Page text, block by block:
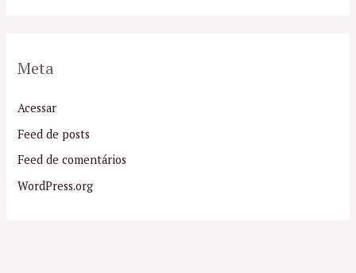
Meta
Acessar
Feed de posts
Feed de comentários
WordPress.org